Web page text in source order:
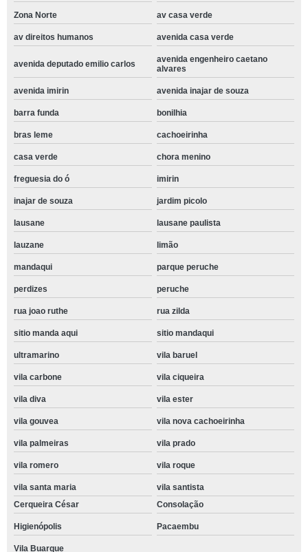
Zona Norte av casa verde
av direitos humanos avenida casa verde
avenida deputado emilio carlos
avenida engenheiro caetano
alvares
avenida imirin avenida inajar de souza
barra funda bonilhia
bras leme cachoeirinha
casa verde chora menino
freguesia do ó imirin
inajar de souza jardim picolo
lausane lausane paulista
lauzane limão
mandaqui parque peruche
perdizes peruche
rua joao ruthe rua zilda
sitio manda aqui sitio mandaqui
ultramarino vila baruel
vila carbone vila ciqueira
vila diva vila ester
vila gouvea vila nova cachoeirinha
vila palmeiras vila prado
vila romero vila roque
vila santa maria
vila santista
Cerqueira César
Consolação
Higienópolis Pacaembu
Vila Buarque